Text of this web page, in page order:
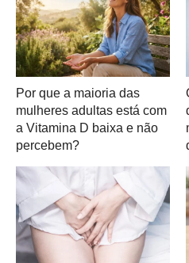
Por que a maioria das
mulheres adultas está com
a Vitamina D baixa e não
percebem?